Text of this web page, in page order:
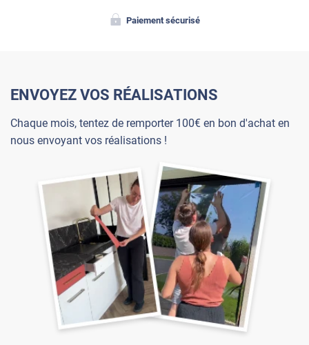
Paiement sécurisé
ENVOYEZ VOS RÉALISATIONS
Chaque mois, tentez de remporter 100€ en bon d'achat en
nous envoyant vos réalisations !